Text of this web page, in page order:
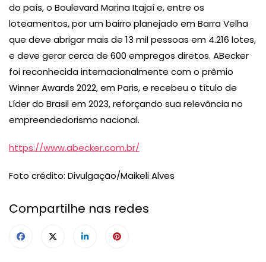
do país, o Boulevard Marina Itajaí e, entre os
loteamentos, por um bairro planejado em Barra Velha
que deve abrigar mais de 13 mil pessoas em 4.216 lotes,
e deve gerar cerca de 600 empregos diretos. ABecker
foi reconhecida internacionalmente com o prêmio
Winner Awards 2022, em Paris, e recebeu o título de
Líder do Brasil em 2023, reforçando sua relevância no
empreendedorismo nacional.
https://www.abecker.com.br/
Foto crédito: Divulgação/Maikeli Alves
Compartilhe nas redes